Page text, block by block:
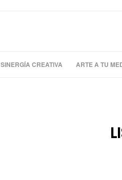
SINERGÍA CREATIVA ARTE A TU